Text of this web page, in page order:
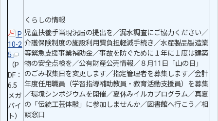
P
10-2
5
（P
DF：
6.5
メガ
バイ
ト）
くらしの情報
児童扶養手当現況届の提出を／漏水調査にご協力ください／
介護保険制度の施設利用費負担軽減手続き／水産製品製造業
等緊急支援事業補助金／事故を防ぐために１年に１度は建築
物の安全点検を／公有財産公売情報／８月11日「山の日」
のごみ収集日を変更します／指定管理者を募集します／会計
年度任用職員（学習指導補助教員・教育活動支援員）を募集
／環境シンポジウムを開催／夏休みイルカプログラム／真夏
の「伝統工芸体験」に参加しませんか／図書館へ行こう／相
談窓口